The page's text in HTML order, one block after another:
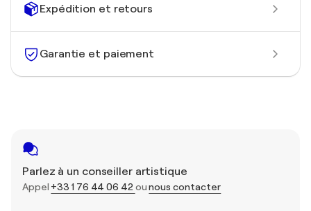
Expédition et retours
Garantie et paiement
Parlez à un conseiller artistique
Appel +33 1 76 44 06 42 ounous contacter